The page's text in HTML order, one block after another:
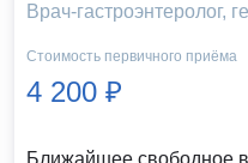
Врач-гастроэнтеролог,
Стоимость первичного приёма
4 200 ₽